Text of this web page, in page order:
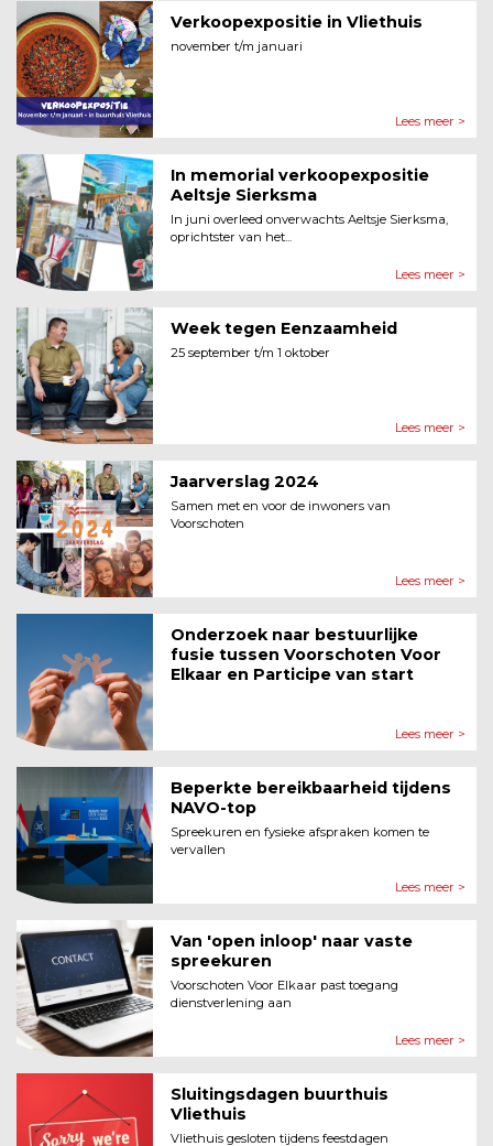
Verkoopexpositie in Vliethuis
november t/m januari
Lees meer >
In memorial verkoopexpositie
Aeltsje Sierksma
In juni overleed onverwachts Aeltsje Sierksma,
oprichtster van het...
Lees meer >
Week tegen Eenzaamheid
25 september t/m 1 oktober
Lees meer >
Jaarverslag 2024
Samen met en voor de inwoners van
Voorschoten
Lees meer >
Onderzoek naar bestuurlijke
fusie tussen Voorschoten Voor
Elkaar en Participe van start
Lees meer >
Beperkte bereikbaarheid tijdens
NAVO-top
Spreekuren en fysieke afspraken komen te
vervallen
Lees meer >
Van 'open inloop' naar vaste
spreekuren
Voorschoten Voor Elkaar past toegang
dienstverlening aan
Lees meer >
Sluitingsdagen buurthuis
Vliethuis
Vliethuis gesloten tijdens feestdagen